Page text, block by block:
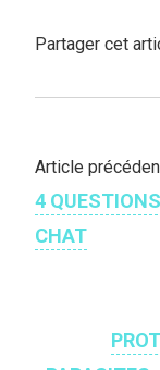
Partager cet
Article
4
CHAT